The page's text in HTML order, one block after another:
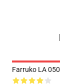
Farruko LA